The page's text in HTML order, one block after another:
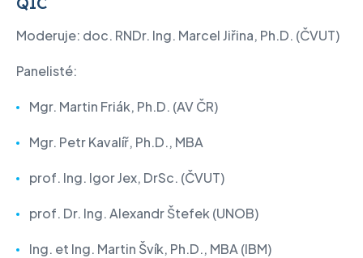
Moderuje: doc. RNDr. Ing. Marcel Jiřina, Ph.D. (ČVUT)
Panelisté:
Mgr. Martin Friák, Ph.D. (AV ČR)
Mgr. Petr Kavalíř, Ph.D., MBA
prof. Ing. Igor Jex, DrSc. (ČVUT)
prof. Dr. Ing. Alexandr Štefek (UNOB)
Ing. et Ing. Martin Švík, Ph.D., MBA (IBM)